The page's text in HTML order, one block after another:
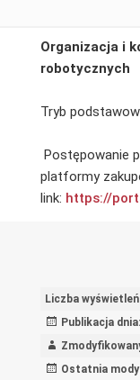
Organizacja i
robotycznych
Tryb
Postępowanie
platformy
link: https://
Liczba
Publikacja dnia:
Ostatnia